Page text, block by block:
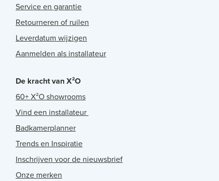
Service en garantie
Retourneren of ruilen
Leverdatum wijzigen
Aanmelden als installateur
De kracht van X²O
60+ X²O showrooms
Vind een installateur
Badkamerplanner
Trends en Inspiratie
Inschrijven voor de nieuwsbrief
Onze merken